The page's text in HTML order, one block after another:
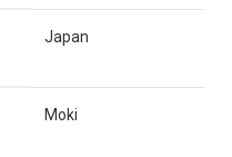
Japan
Moki